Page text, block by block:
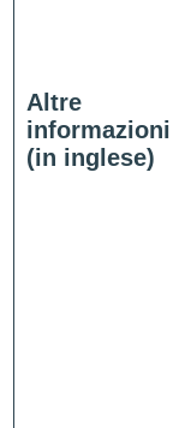
Altre
informazioni
(in inglese)